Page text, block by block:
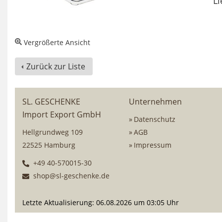
Vergrößerte Ansicht
Zurück zur Liste
SL. GESCHENKE
Import Export GmbH
Hellgrundweg 109
22525 Hamburg
+49 40-570015-30
shop@sl-geschenke.de
Unternehmen
Datenschutz
AGB
Impressum
Letzte Aktualisierung: 06.08.2026 um 03:05 Uhr